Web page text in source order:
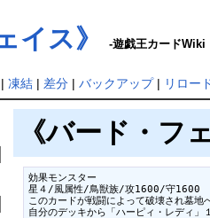
イス》 -遊戯王カードWiki
凍結| 差分| バックアップ| リロー
《バード・
効果モンスター
星４/風属性/鳥獣族/攻1600/守1600
このカードが戦闘によって破壊され墓地
自分のデッキから「ハーピィ・レディ」